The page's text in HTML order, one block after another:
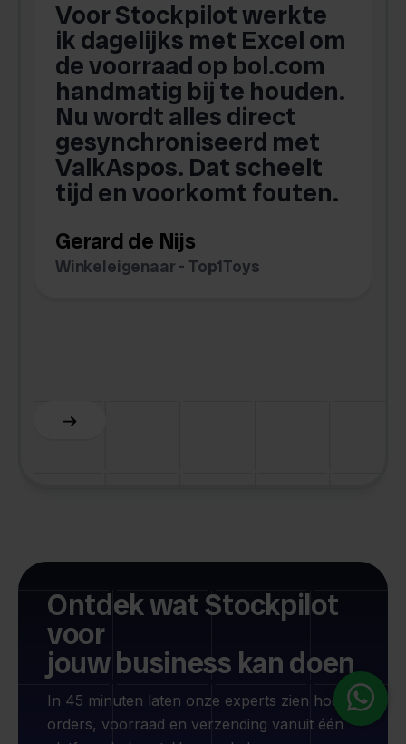
Voor Stockpilot werkte
ik dagelijks met Excel om
de voorraad op bol.com
handmatig bij te houden.
Nu wordt alles direct
gesynchroniseerd met
ValkAspos. Dat scheelt
tijd en voorkomt fouten.
Gerard de Nijs
Winkeleigenaar - Top1Toys
Slide 5 of 6.
Ontdek wat Stockpilot
voor
jouw business kan doen
In 45 minuten laten onze experts zien hoe je
orders, voorraad en verzending vanuit één